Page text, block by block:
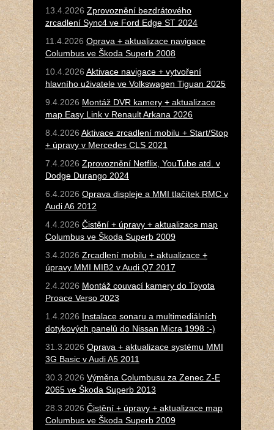
13.4.2026 Zprovoznění bezdrátového
zrcadlení Sync4 ve Ford Edge ST 2024
11.4.2026 Oprava + aktualizace navigace
Columbus ve Škoda Superb 2008
10.4.2026 Aktivace navigace + vytvoření
hlavního uživatele ve Volkswagen Tiguan 2025
9.4.2026 Montáž DVR kamery + aktualizace
map Easy Link v Renault Arkana 2026
8.4.2026 Aktivace zrcadlení mobilu + Start/Stop
+ úpravy v Mercedes CLS 2021
7.4.2026 Zprovoznění Netflix, YouTube atd. v
Dodge Durango 2024
6.4.2026 Oprava displeje a MMI tlačítek RMC v
Audi A6 2012
4.4.2026 Čistění + úpravy + aktualizace map
Columbus ve Škoda Superb 2009
3.4.2026 Zrcadlení mobilu + aktualizace +
úpravy MMI MIB2 v Audi Q7 2017
2.4.2026 Montáž couvací kamery do Toyota
Proace Verso 2023
1.4.2026 Instalace sonaru a multimediálních
dotykových panelů do Nissan Micra 1998 :-)
31.3.2026 Oprava + aktualizace systému MMI
3G Basic v Audi A5 2011
30.3.2026 Výměna Columbusu za Zenec Z-E
2065 ve Škoda Superb 2013
28.3.2026 Čistění + úpravy + aktualizace map
Columbus ve Škoda Superb 2009